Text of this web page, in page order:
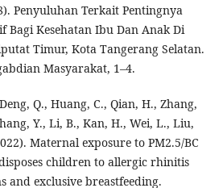
Penyuluhan Terkait Pentingnya
Bagi Kesehatan Ibu Dan Anak Di
Timur, Kota Tangerang Selatan.
Masyarakat, 1–4.
Q., Huang, C., Qian, H., Zhang,
Y., Li, B., Kan, H., Wei, L., Liu,
Maternal exposure to PM2.5/BC
children to allergic rhinitis
and exclusive breastfeeding.